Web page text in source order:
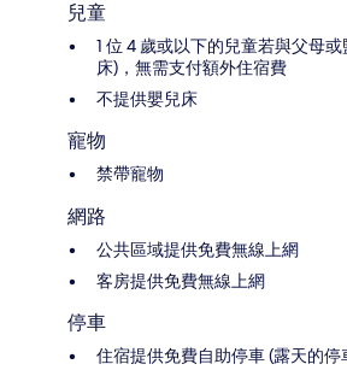
兒童
1 位 4 歲或以下的兒童若與父母
床)，無需支付額外住宿費
不提供嬰兒床
寵物
禁帶寵物
網路
公共區域提供免費無線上網
客房提供免費無線上網
停車
住宿提供免費自助停車 (露天的停